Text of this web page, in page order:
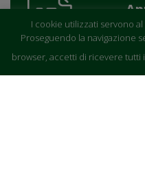
I cookie utilizzati servono
Proseguendo la navigazione
browser, accetti di ricevere tutti